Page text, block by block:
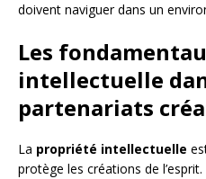
doivent naviguer dans un
Les
intellectuelle
partenariats
La propriété intellectuelle
protège les créations de